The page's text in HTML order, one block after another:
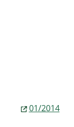
01/2014